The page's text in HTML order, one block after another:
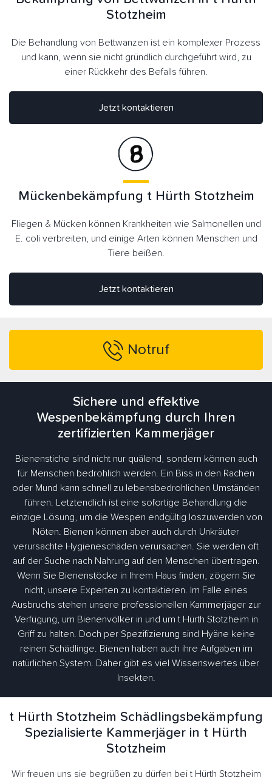
Stotzheim
Die Behandlung von Bettwanzen ist ein komplexer Prozess
und kann, wenn sie nicht gründlich durchgeführt wird, zu
einer Rückkehr des Befalls führen.
Jetzt kontaktieren
Jetzt kontaktieren
Mückenbekämpfung t Hürth Stotzheim
Fliegen & Mücken können Krankheiten wie Salmonellen und
E. coli verbreiten, und einige Arten können Menschen und
Tiere beißen.
Notruf
Sichere und effektive
Wespenbekämpfung durch Ihren
zertifizierten Kammerjäger
Bienenstiche sind nicht nur quälend, sondern können auch
für Menschen bedrohlich werden. Ein Biss in den Rachen
oder Mund kann schnell zu lebensbedrohlichen Umständen
führen. Letztendlich ist eine sofortige Behandlung die
einzige Lösung, um die Wespen endgültig loszuwerden von
Nöten. Bienen können aber auch durch Unkräuter
verursachte Hygieneschäden verursachen. Sie werden oft
auf der Suche nach Nahrung auf den Menschen übertragen.
Wenn Sie Bienenstöcke in Ihrem Haus finden, zögern Sie
nicht, unsere Experten zu kontaktieren. Im Falle eines
Ausbruchs stehen unsere professionellen Kammerjäger zur
Verfügung, um Bienenvölker in und um t Hürth Stotzheim in
Griff zu halten. Doch per Spezifizierung sind Hyäne keine
reinen Schädlinge. Bienen haben auch ihre Aufgaben im
natürlichen System. Daher gibt es viel Wissenswertes über
Insekten.
t Hürth Stotzheim Schädlingsbekämpfung
Spezialisierte Kammerjäger in t Hürth
Stotzheim
Wir freuen uns sie begrüßen zu dürfen bei t Hürth Stotzheim